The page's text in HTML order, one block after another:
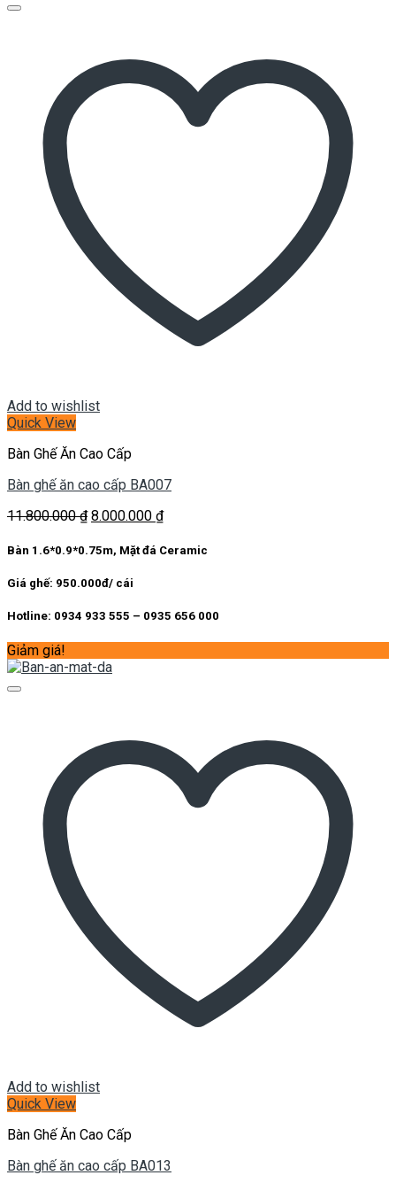
Add to wishlist
Quick View
Bàn Ghế Ăn Cao Cấp
Bàn ghế ăn cao cấp BA007
11.800.000₫ Giá
là:
8.000.000 ₫Giá
tại
Bàn 1.6*0.9*0.75m, Mặt đá Ceramic
Giá ghế: 950.000đ/ cái
Hotline: 0934 933 555 – 0935 656 000
Giảm giá!
Add to wishlist
Quick View
Bàn Ghế Ăn Cao Cấp
Bàn ghế ăn cao cấp BA013